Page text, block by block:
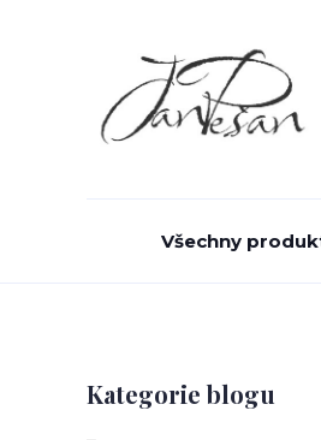
Všechny
Kategorie blogu